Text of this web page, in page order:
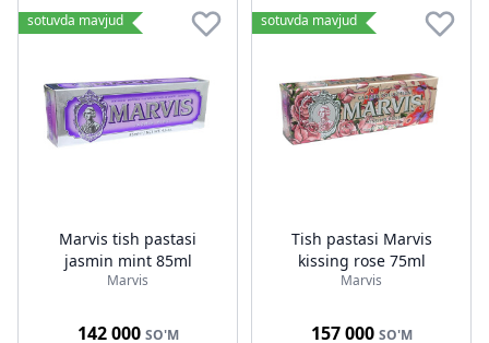
sotuvda mavjud
Marvis tish pastasi
jasmin mint 85ml
Marvis
142 000 SO'M
sotuvda mavjud
Tish pastasi Marvis
kissing rose 75ml
Marvis
157 000 SO'M